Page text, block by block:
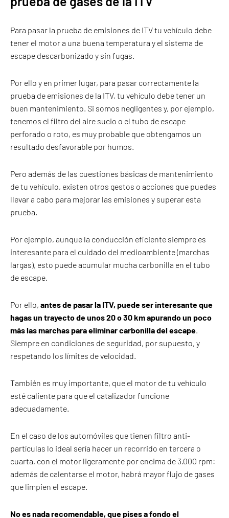
Para pasar la prueba de emisiones de ITV tu vehículo debe
tener el motor a una buena temperatura y el sistema de
escape descarbonizado y sin fugas.
Por ello y en primer lugar, para pasar correctamente la
prueba de emisiones de la ITV, tu vehículo debe tener un
buen mantenimiento. Si somos negligentes y, por ejemplo,
tenemos el filtro del aire sucio o el tubo de escape
perforado o roto, es muy probable que obtengamos un
resultado desfavorable por humos.
Pero además de las cuestiones básicas de mantenimiento
de tu vehículo, existen otros gestos o acciones que puedes
llevar a cabo para mejorar las emisiones y superar esta
prueba.
Por ejemplo, aunque la conducción eficiente siempre es
interesante para el cuidado del medioambiente (marchas
largas), esto puede acumular mucha carbonilla en el tubo
de escape.
Por ello, antes de pasar la ITV, puede ser interesante que
hagas un trayecto de unos 20 o 30 km apurando un poco
más las marchas para eliminar carbonilla del escape.
Siempre en condiciones de seguridad, por supuesto, y
respetando los límites de velocidad.
También es muy importante, que el motor de tu vehículo
esté caliente para que el catalizador funcione
adecuadamente.
En el caso de los automóviles que tienen filtro anti-
partículas lo ideal sería hacer un recorrido en tercera o
cuarta, con el motor ligeramente por encima de 3.000 rpm:
además de calentarse el motor, habrá mayor flujo de gases
que limpien el escape.
No es nada recomendable, que pises a fondo el